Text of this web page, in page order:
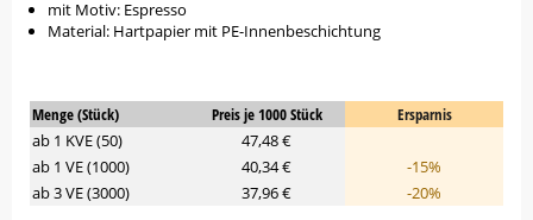
mit Motiv: Espresso
Material: Hartpapier mit PE-Innenbeschichtung
Menge (Stück) Preis je 1000 Stück
Ersparnis
ab 1 KVE (50)
47,48 €
ab 1 VE (1000)
40,34 €
-15%
ab 3 VE (3000)
37,96 € -20%